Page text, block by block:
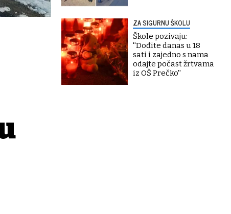
ZA SIGURNU ŠKOLU
Škole pozivaju:
''Dođite danas u 18
sati i zajedno s nama
odajte počast žrtvama
iz OŠ Prečko''